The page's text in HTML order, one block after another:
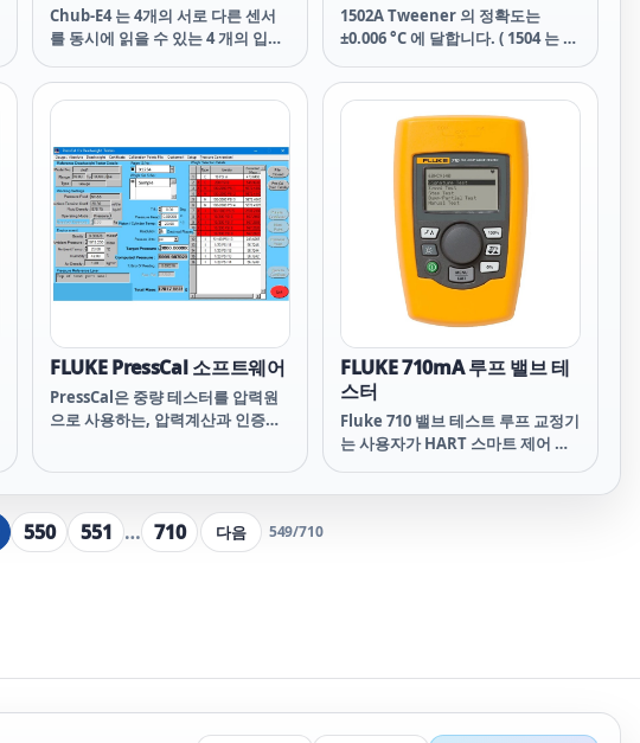
Chub-E4 는 4개의 서로 다른 센서
를 동시에 읽을 수 있는 4 개의 입력
사용자가 원하는 3종류의 다른 방식
으로 구성하여 사용 할 수 있습니다.
스터 입력으로 4 채널 혹은 각각에
대해 2 채널씩 선택할 수 있습니다.
이 온도계를 이용하여 같은 장치로
부터 열전대나 PRT, 서미스터 등을
읽는 일은 어려운 일이 아닙니다.
1502A Tweener 의 정확도는
±0.006 °C 에 달합니다. ( 1504 는 더
더불어 100&Omega;,
25&Omega;, 10&Omega; 프로브
를 측정 하여 전체 범위에서 0.001
°C의 해상도 를 가지며 동급 최소형
입니다. 완전 휴대 작업을 위한 배터
리 팩도 선택할 수 있습니다.
FLUKE PressCal 소프트웨어
PressCal은 중량 테스터를 압력원
으로 사용하는, 압력계산과 인증서
위한 유연한 작업툴로서 개발되었
습니다. PressCal은 사용자들이 중
량테스터의 성능개선을 위해 모든
FLUKE 710mA 루프 밸브 테
스터
Fluke 710 밸브 테스트 루프 교정기
는 사용자가 HART 스마트 제어 밸
수 있으므로 추가 유지관리가 필요
한지를 빠르게 결정할 수 있습니다.
550 551 … 710 다음 549/710